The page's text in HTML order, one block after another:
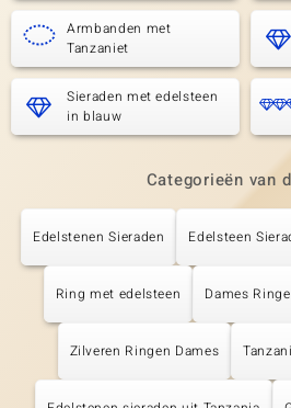
Armbanden met
Tanzaniet
Sieraden met edelsteen
in blauw
Categorieën van
Edelstenen Sieraden Edelsteen
Ring met edelsteen Dames
Zilveren Ringen Dames